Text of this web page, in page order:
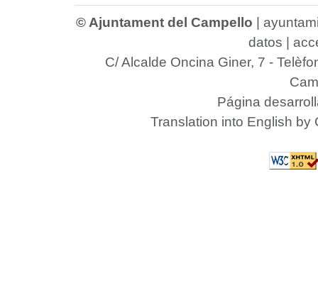
© Ajuntament del Campello
datos
C/ Alcalde Oncina Giner, 7 -
Página
Translation into English by